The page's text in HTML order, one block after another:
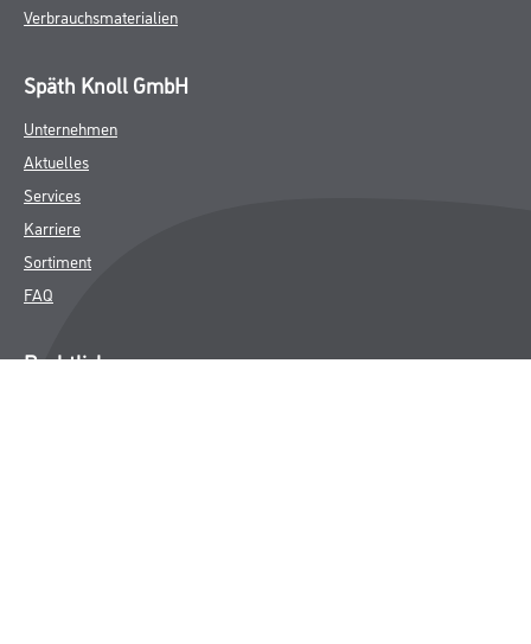
Verbrauchsmaterialien
Späth Knoll GmbH
Unternehmen
Aktuelles
Services
Karriere
Sortiment
FAQ
Rechtliches